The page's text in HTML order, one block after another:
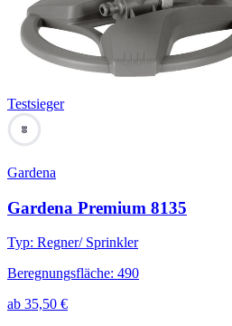
Testsieger
80
Gardena
Gardena Premium 8135
Typ: Regner/ Sprinkler
Beregnungsfläche: 490
ab 35,50 €